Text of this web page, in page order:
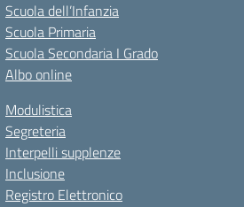
Scuola dell’Infanzia
Scuola Primaria
Scuola Secondaria I Grado
Albo online
Modulistica
Segreteria
Interpelli supplenze
Inclusione
Registro Elettronico